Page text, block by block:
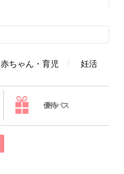
赤ちゃん・育児 妊活
優待パス